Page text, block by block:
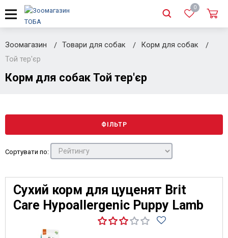
0
Зоомагазин Товари для собак
Корм для собак
Той тер'єр
Корм для собак Той тер'єр
ФІЛЬТР
Сортувати по:
Сухий корм для цуценят Brit
Care Hypoallergenic Puppy Lamb